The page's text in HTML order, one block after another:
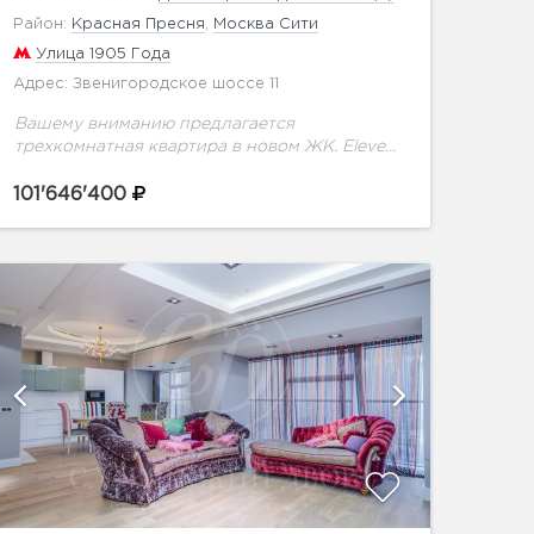
Район: Красная Пресня, Москва Сити
Улица 1905 Года
Адрес: Звенигородское шоссе 11
Вашему вниманию предлагается
трехкомнатная квартира в новом ЖК. Eleven
премиум-класса, призванный создать для
101'646'400